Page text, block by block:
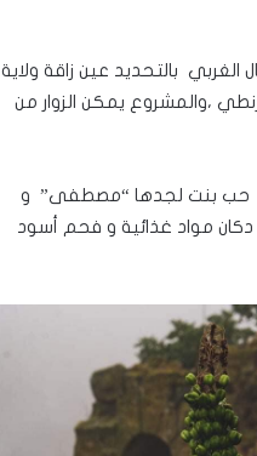
بالتحديد عين زاقة ولاية
،والمشروع يمكن الزوار من
حب بنت لجدها “مصطفى” و
دكان مواد غذائية و فحم أسود